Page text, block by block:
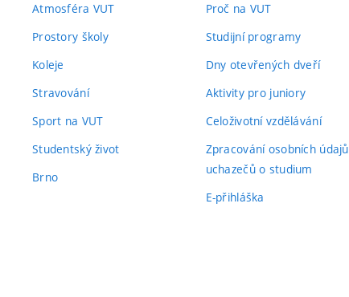
Atmosféra VUT
Prostory školy
Koleje
Stravování
Sport na VUT
Studentský život
Brno
Proč na VUT
Studijní programy
Dny otevřených dveří
Aktivity pro juniory
Celoživotní vzdělávání
Zpracování osobních údajů
uchazečů o studium
E-přihláška